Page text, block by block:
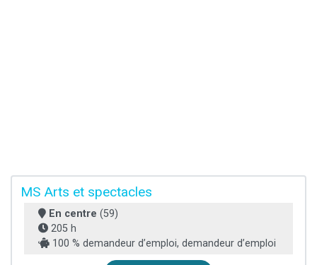
MS Arts et spectacles
En centre (59)
205 h
100 % demandeur d’emploi, demandeur d’emploi